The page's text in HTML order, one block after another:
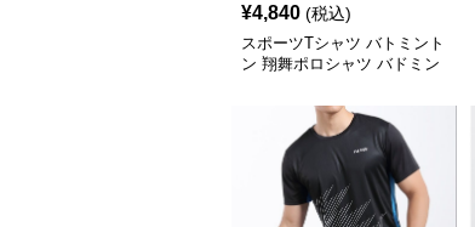
¥4,840 (税込)
スポーツTシャツ バトミント
ン 翔舞ポロシャツ バドミン